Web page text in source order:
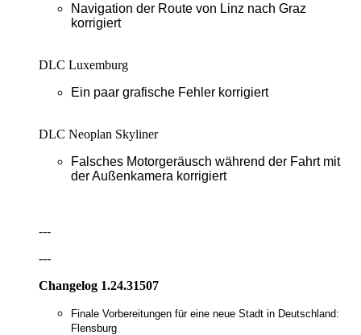
Navigation der Route von Linz nach Graz
korrigiert
DLC Luxemburg
Ein paar grafische Fehler korrigiert
DLC Neoplan Skyliner
Falsches Motorgeräusch während der Fahrt mit
der Außenkamera korrigiert
---
---
Changelog 1.24.31507
Finale Vorbereitungen für eine neue Stadt in Deutschland:
Flensburg